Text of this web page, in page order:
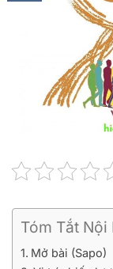
Tóm Tắt Nội
Mở bài (Sapo)